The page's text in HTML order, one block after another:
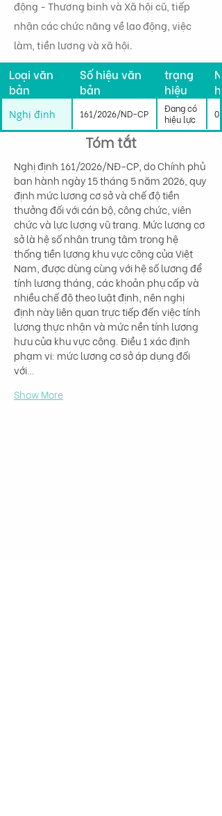
động - Thương binh và Xã hội cũ, tiếp
nhận các chức năng về lao động, việc
làm, tiền lương và xã hội.
Loại văn
bản
Số hiệu văn
bản
trạng
hiệu
lực
Nghị định 161/2026/ND-CP
Đang có
hiệu lực
Tóm tắt
Nghị định 161/2026/NĐ-CP, do Chính phủ
ban hành ngày 15 tháng 5 năm 2026, quy
định mức lương cơ sở và chế độ tiền
thưởng đối với cán bộ, công chức, viên
chức và lực lượng vũ trang. Mức lương cơ
sở là hệ số nhân trung tâm trong hệ
thống tiền lương khu vực công của Việt
Nam, được dùng cùng với hệ số lương để
tính lương tháng, các khoản phụ cấp và
nhiều chế độ theo luật định, nên nghị
định này liên quan trực tiếp đến việc tính
lương thực nhận và mức nền tính lương
hưu của khu vực công. Điều 1 xác định
phạm vi: mức lương cơ sở áp dụng đối
với…
Show More